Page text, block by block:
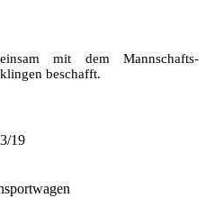
mit dem Mannschafts­
beschafft.
19